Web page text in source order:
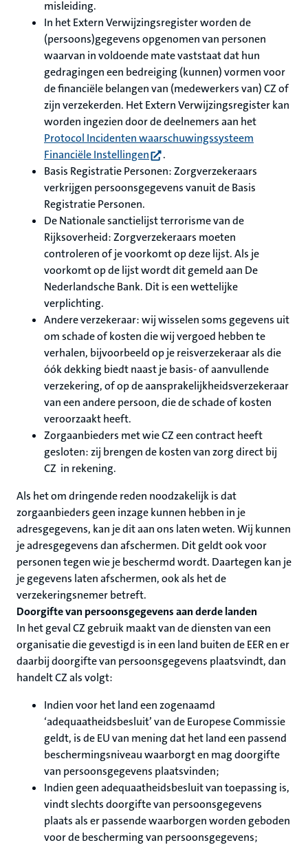
misleiding.
In het Extern Verwijzingsregister worden de
(persoons)gegevens opgenomen van personen
waarvan in voldoende mate vaststaat dat hun
gedragingen een bedreiging (kunnen) vormen voor
de financiële belangen van (medewerkers van) CZ of
zijn verzekerden. Het Extern Verwijzingsregister kan
worden ingezien door de deelnemers aan het
Protocol Incidenten waarschuwingssysteem
Financiële Instellingen(opent in nieuw tabblad)
.
Basis Registratie Personen: Zorgverzekeraars
verkrijgen persoonsgegevens vanuit de Basis
Registratie Personen.
De Nationale sanctielijst terrorisme van de
Rijksoverheid: Zorgverzekeraars moeten
controleren of je voorkomt op deze lijst. Als je
voorkomt op de lijst wordt dit gemeld aan De
Nederlandsche Bank. Dit is een wettelijke
verplichting.
Andere verzekeraar: wij wisselen soms gegevens uit
om schade of kosten die wij vergoed hebben te
verhalen, bijvoorbeeld op je reisverzekeraar als die
óók dekking biedt naast je basis- of aanvullende
verzekering, of op de aansprakelijkheidsverzekeraar
van een andere persoon, die de schade of kosten
veroorzaakt heeft.
Zorgaanbieders met wie CZ een contract heeft
gesloten: zij brengen de kosten van zorg direct bij
CZ in rekening.
Als het om dringende reden noodzakelijk is dat
zorgaanbieders geen inzage kunnen hebben in je
adresgegevens, kan je dit aan ons laten weten. Wij kunnen
je adresgegevens dan afschermen. Dit geldt ook voor
personen tegen wie je beschermd wordt. Daartegen kan je
je gegevens laten afschermen, ook als het de
verzekeringsnemer betreft.
Doorgifte van persoonsgegevens aan derde landen
In het geval CZ gebruik maakt van de diensten van een
organisatie die gevestigd is in een land buiten de EER en er
daarbij doorgifte van persoonsgegevens plaatsvindt, dan
handelt CZ als volgt:
Indien voor het land een zogenaamd
‘adequaatheidsbesluit’ van de Europese Commissie
geldt, is de EU van mening dat het land een passend
beschermingsniveau waarborgt en mag doorgifte
van persoonsgegevens plaatsvinden;
Indien geen adequaatheidsbesluit van toepassing is,
vindt slechts doorgifte van persoonsgegevens
plaats als er passende waarborgen worden geboden
voor de bescherming van persoonsgegevens;